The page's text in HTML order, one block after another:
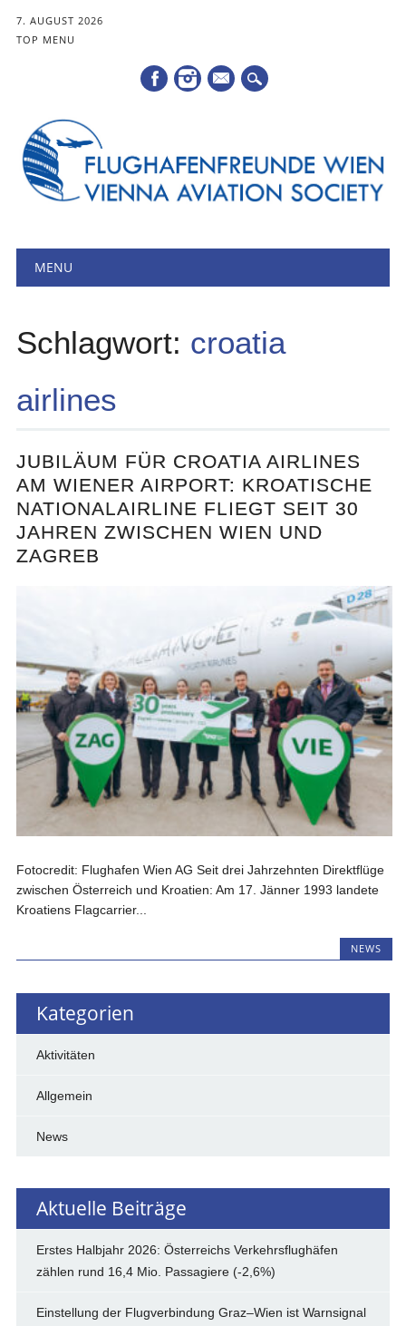
7. AUGUST 2026
TOP MENU
Mail
Hauptmenü
MENU
Schlagwort: croatia
airlines
JUBILÄUM FÜR CROATIA AIRLINES
AM WIENER AIRPORT: KROATISCHE
NATIONALAIRLINE FLIEGT SEIT 30
JAHREN ZWISCHEN WIEN UND
ZAGREB
Fotocredit: Flughafen Wien AG Seit drei Jahrzehnten Direktflüge
zwischen Österreich und Kroatien: Am 17. Jänner 1993 landete
Kroatiens Flagcarrier...
NEWS
Kategorien
Aktivitäten
Allgemein
News
Aktuelle Beiträge
Erstes Halbjahr 2026: Österreichs Verkehrsflughäfen
zählen rund 16,4 Mio. Passagiere (-2,6%)
Einstellung der Flugverbindung Graz–Wien ist Warnsignal